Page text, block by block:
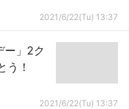
2021/6/22(Tu) 13:37
ー」2ク
う！
2021/6/22(Tu) 13:37